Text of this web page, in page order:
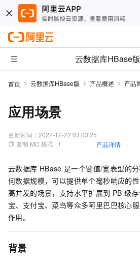
云数据库HBase版
首页 云数据库HBase版 产品概述 产品
应用场景
更新时间： 2022-12-22 03:03:25
复制 MD 格式
产品详情
云数据库 HBase 是一个键值/宽表型的
何数据规模，可以提供单个毫秒响应的性
高并发的场景，支持水平扩展到 PB 级
宝、支付宝、菜鸟等众多阿里巴巴核心
作用。
背景